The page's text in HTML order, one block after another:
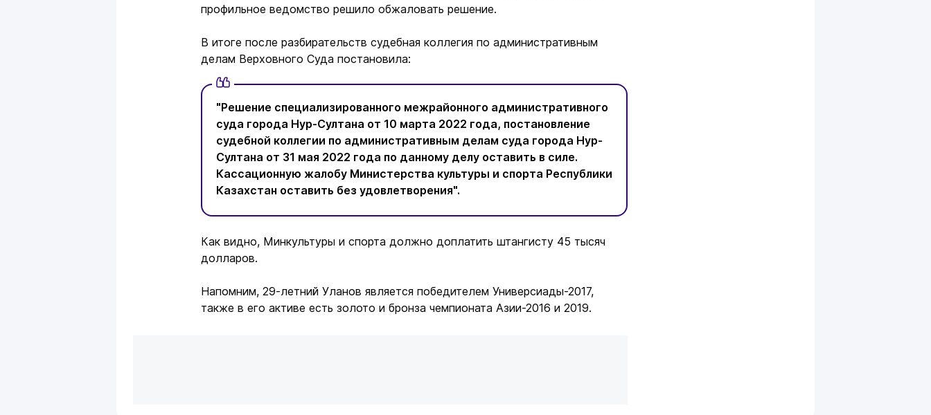
профильное ведомство решило обжаловать решение.
В итоге после разбирательств судебная коллегия по административным
делам Верховного Суда постановила:
"Решение специализированного межрайонного административного
суда города Нур-Султана от 10 марта 2022 года, постановление
судебной коллегии по административным делам суда города Нур-
Султана от 31 мая 2022 года по данному делу оставить в силе.
Кассационную жалобу Министерства культуры и спорта Республики
Казахстан оставить без удовлетворения".
Как видно, Минкультуры и спорта должно доплатить штангисту 45 тысяч
долларов.
Напомним, 29-летний Уланов является победителем Универсиады-2017,
также в его активе есть золото и бронза чемпионата Азии-2016 и 2019.